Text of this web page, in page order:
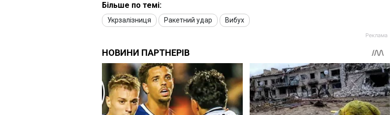
Більше по темі:
Укрзалізниця Ракетний удар Вибух